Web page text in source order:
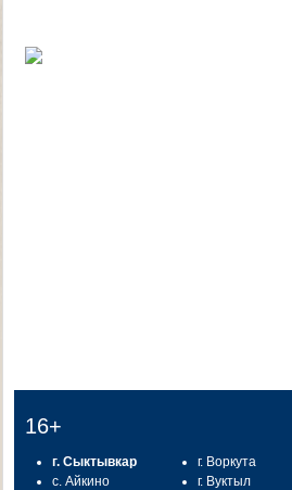
16+
г. Сыктывкар
с. Айкино
г. Воркута
г. Вуктыл